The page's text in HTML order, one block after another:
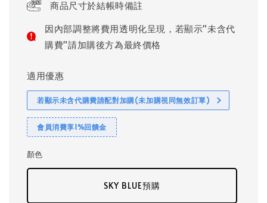
商品尺寸於結帳時備註
因內部調整將費用透明化呈現，若顯示"未含代
購費"請加購後方為最終價格
適用優惠
若顯示未含代購費請配對加購(未加購視同無效訂單)
會員消費享1%回饋金
顏色
SKY BLUE預購